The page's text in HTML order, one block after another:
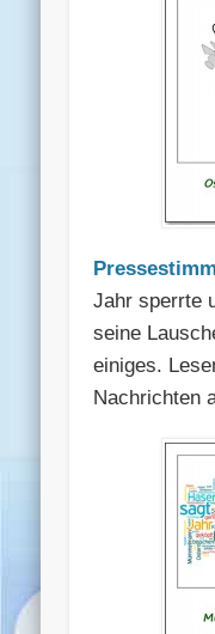
Jahr sperrte
seine
einiges.
Nachrichten